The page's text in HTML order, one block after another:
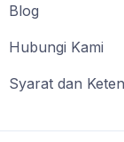
Blog
Hubungi Kami
Syarat dan